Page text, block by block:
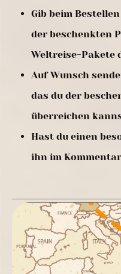
Gib beim
der beschenkten
Weltreise-Pakete
Auf Wunsch
das du der
überreichen
Hast du einen
ihn im